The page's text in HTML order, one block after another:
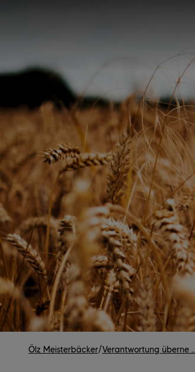
Ölz Meisterbäcker/Verantwortung überne